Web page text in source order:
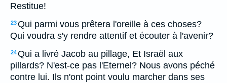
Restitue!
23Qui parmi vous prêtera l'oreille à ces choses?
Qui voudra s'y rendre attentif et écouter à l'avenir?
24Qui a livré Jacob au pillage, Et Israël aux
pillards? N'est-ce pas l'Eternel? Nous avons péché
contre lui. Ils n'ont point voulu marcher dans ses